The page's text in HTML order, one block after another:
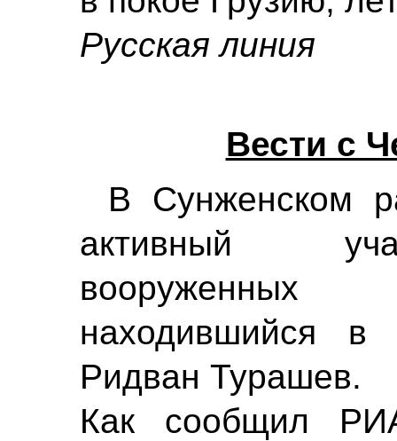
Русская линия
Вести с
В Сунженском
активный
находившийся в
Ридван Турашев.
Как сообщил